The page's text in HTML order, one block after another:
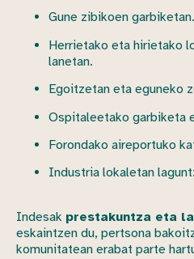
Gune zibikoen garbiketan.
Herrietako eta hirietako
lanetan.
Egoitzetan eta eguneko
Ospitaleetako garbiketa
Forondako aireportuko
Industria lokaletan
Indesak prestakuntza eta
eskaintzen du, pertsona
komunitatean erabat parte